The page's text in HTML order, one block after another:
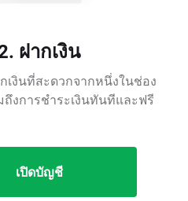
ฝากเงิน
เงินที่สะดวกจากหนึ่งในช่อง
งการชำระเงินทันทีและฟรี
เปิดบัญชี